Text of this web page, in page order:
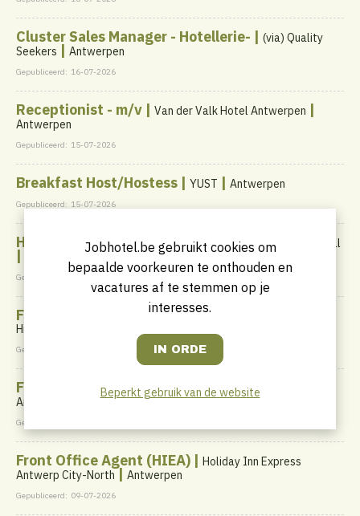
Cluster Sales Manager - Hotellerie- | (via) Quality
Seekers | Antwerpen
Gepubliceerd: 16-07-2026
Receptionist - m/v | Van der Valk Hotel Antwerpen |
Antwerpen
Gepubliceerd: 15-07-2026
Breakfast Host/Hostess | YUST | Antwerpen
Gepubliceerd: 15-07-2026
Housekeeping Verantwoordelijke |HotelO Kathedral
|
Gepubliceerd: 14-07-2026
F&B Team member - parttime | student | flexi |
Historic Hotels Belgium
Gepubliceerd:
Front Office Agent (MAEK) |MAEK Antwerp Central
Antwerpen
Gepubliceerd:
Front Office Agent (HIEA) | Holiday Inn Express
Antwerp City-North| Antwerpen
Gepubliceerd: 09-07-2026
Jobhotel.be gebruikt cookies om
bepaalde voorkeuren te onthouden en
vacatures af te stemmen op je
interesses.
Beperkt gebruik van de website